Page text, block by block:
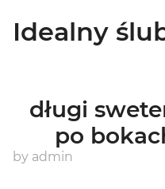
Idealny
Blog
Koszyk
długi
po
by admin